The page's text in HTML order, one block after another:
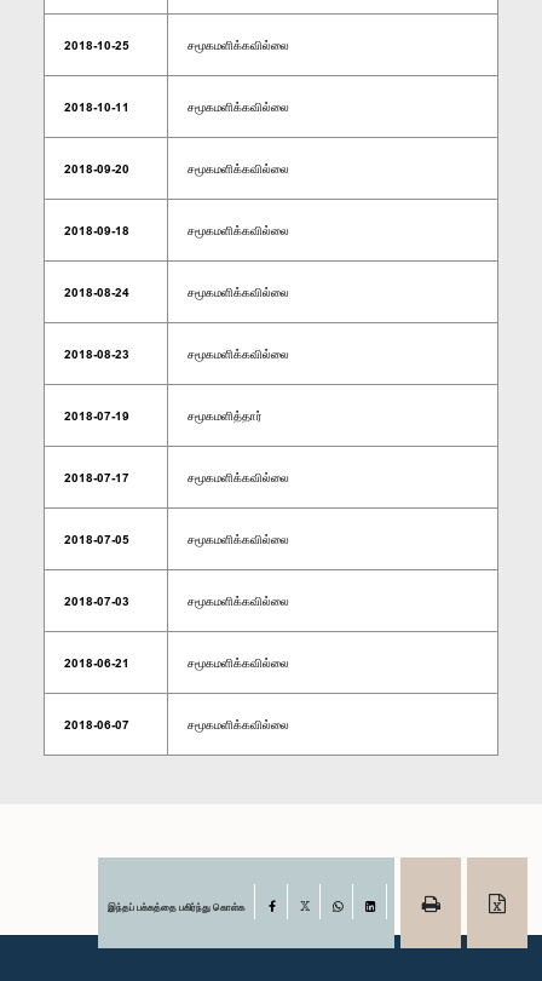
2018-10-25 சமூகமளிக்கவில்லை
2018-10-11 சமூகமளிக்கவில்லை
2018-09-20 சமூகமளிக்கவில்லை
2018-09-18 சமூகமளிக்கவில்லை
2018-08-24 சமூகமளிக்கவில்லை
2018-08-23 சமூகமளிக்கவில்லை
2018-07-19 சமூகமளித்தார்
2018-07-17 சமூகமளிக்கவில்லை
2018-07-05 சமூகமளிக்கவில்லை
2018-07-03 சமூகமளிக்கவில்லை
2018-06-21 சமூகமளிக்கவில்லை
2018-06-07 சமூகமளிக்கவில்லை
இந்தப் பக்கத்தை பகிர்ந்து கொள்க Facebook